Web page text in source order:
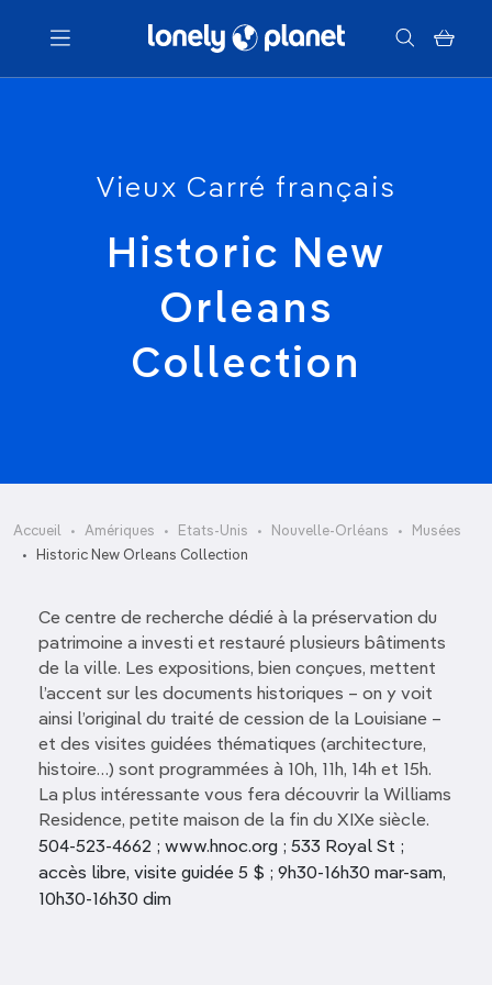
Menu
Votre recherche
Vieux Carré français
Historic New
Orleans
Collection
Accueil Amériques Etats-Unis Nouvelle-Orléans
Musées
Historic New Orleans Collection
Ce centre de recherche dédié à la préservation du
patrimoine a investi et restauré plusieurs bâtiments
de la ville. Les expositions, bien conçues, mettent
l’accent sur les documents historiques – on y voit
ainsi l’original du traité de cession de la Louisiane –
et des visites guidées thématiques (architecture,
histoire…) sont programmées à 10h, 11h, 14h et 15h.
La plus intéressante vous fera découvrir la Williams
Residence, petite maison de la fin du XIXe siècle.
504-523-4662 ; www.hnoc.org ; 533 Royal St ;
accès libre, visite guidée 5 $ ; 9h30-16h30 mar-sam,
10h30-16h30 dim